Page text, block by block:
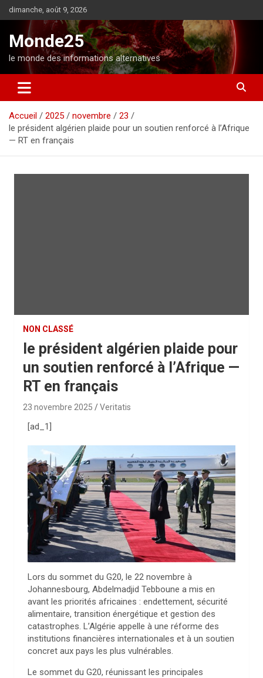
l
o
n
dimanche, août 9, 2026
Monde25
le monde des informations alternatives
Accueil 2025 novembre
23
le président algérien plaide pour un soutien renforcé à l’Afrique
— RT en français
NON CLASSÉ
le président algérien plaide pour
un soutien renforcé à l’Afrique —
RT en français
23 novembre 2025 Veritatis
[ad_1]
Lors du sommet du G20, le 22 novembre à
Johannesbourg, Abdelmadjid Tebboune a mis en
avant les priorités africaines : endettement, sécurité
alimentaire, transition énergétique et gestion des
catastrophes. L’Algérie appelle à une réforme des
institutions financières internationales et à un soutien
concret aux pays les plus vulnérables.
Le sommet du G20, réunissant les principales